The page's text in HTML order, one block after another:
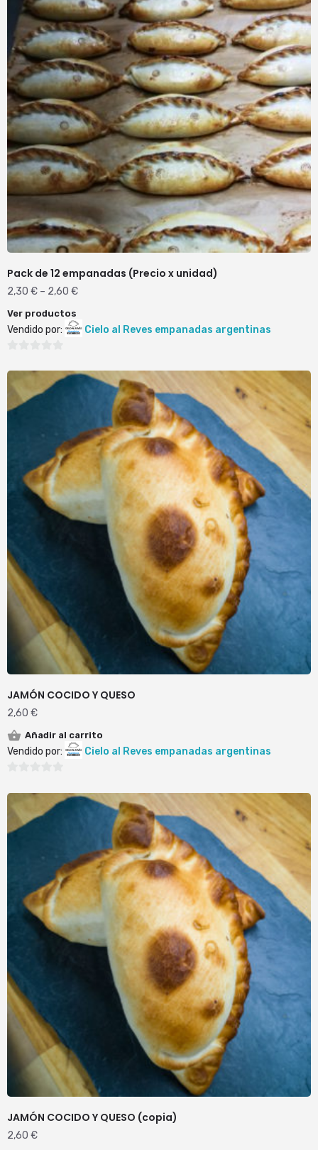
Pack de 12 empanadas (Precio x unidad)
2,30 € – 2,60 €
Ver productos
Vendido por: Cielo al Reves empanadas argentinas
de
JAMÓN COCIDO Y QUESO
2,60 €
Añadir al carrito
Vendido por: Cielo al Reves empanadas argentinas
de
JAMÓN COCIDO Y QUESO (copia)
2,60 €